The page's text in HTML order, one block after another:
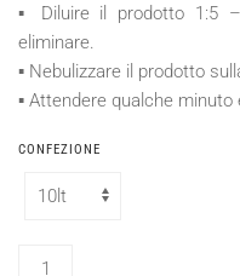
▪ Diluire il prodotto 1:5
eliminare.
▪ Nebulizzare il prodotto
▪ Attendere qualche
CONFEZIONE
POLARIS